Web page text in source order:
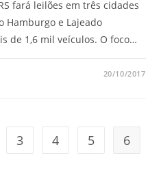
fará leilões em três cidades
Hamburgo e Lajeado
de 1,6 mil veículos. O foco…
20/10/2017
3 4 5 6